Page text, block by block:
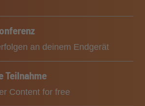
an deinem Endgerät
Teilnahme
Content for free